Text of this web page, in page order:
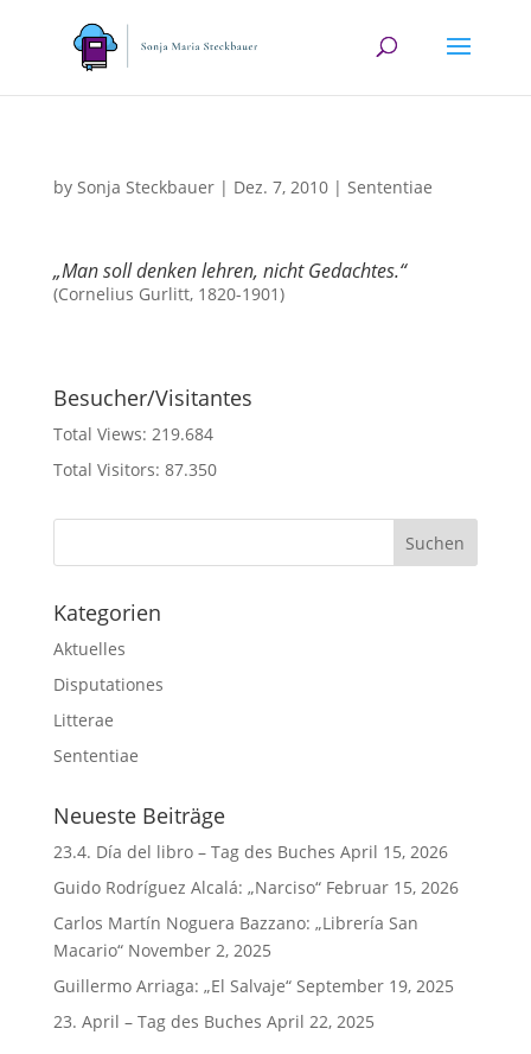
by Sonja Steckbauer| Dez. 7, 2010| Sententiae
„Man soll denken lehren, nicht Gedachtes.“
(Cornelius Gurlitt, 1820-1901)
Besucher/Visitantes
Total Views: 219.684
Total Visitors: 87.350
Kategorien
Aktuelles
Disputationes
Litterae
Sententiae
Neueste Beiträge
23.4. Día del libro – Tag des Buches April 15, 2026
Guido Rodríguez Alcalá: „Narciso“ Februar 15, 2026
Carlos Martín Noguera Bazzano: „Librería San
Macario“ November 2, 2025
Guillermo Arriaga: „El Salvaje“ September 19, 2025
23. April – Tag des Buches April 22, 2025